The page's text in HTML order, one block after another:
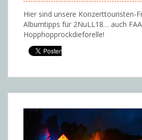
Hier sind unsere Konzerttouristen-
Albumtipps für 2NuLL18… auch
Hopphopprockdieforelle!